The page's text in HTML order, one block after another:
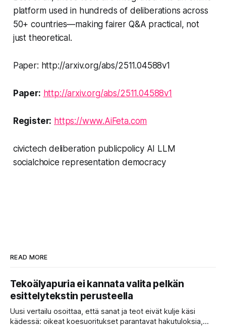
platform used in hundreds of deliberations across
50+ countries—making fairer Q&A practical, not
just theoretical.
Paper: http://arxiv.org/abs/2511.04588v1
Paper: http://arxiv.org/abs/2511.04588v1
Register: https://www.AiFeta.com
civictech deliberation publicpolicy AI LLM
socialchoice representation democracy
READ MORE
Tekoälyapuria ei kannata valita pelkän
esittelytekstin perusteella
Uusi vertailu osoittaa, että sanat ja teot eivät kulje käsi
kädessä: oikeat koesuoritukset parantavat hakutuloksia,